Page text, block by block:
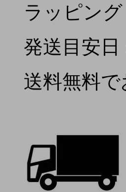
ラッピン
発送目安日
送料無料